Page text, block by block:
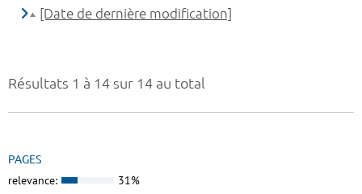
Résultats 1 à 14 sur 14 au total
PAGES
relevance: 31%
[Date de dernière modification]